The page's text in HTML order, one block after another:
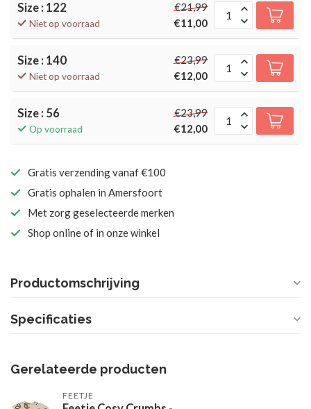
Size : 122
Niet op voorraad
€21,99
€11,00
Size : 140
Niet op voorraad
€23,99
€12,00
Size : 56
Op voorraad
€23,99
€12,00
Gratis verzending vanaf €100
Gratis ophalen in Amersfoort
Met zorg geselecteerde merken
Shop online of in onze winkel
Productomschrijving
Specificaties
Gerelateerde producten
FEETJE